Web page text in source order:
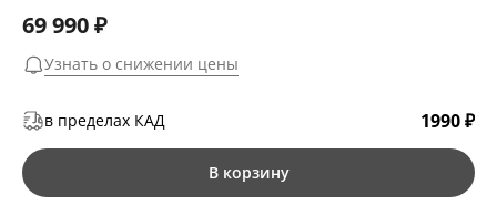
69 990 ₽
Узнать о снижении цены
в пределах КАД 1990 ₽
В корзину